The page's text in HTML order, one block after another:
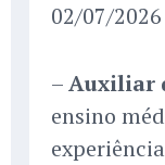
02/07/
–Auxiliar
ensino